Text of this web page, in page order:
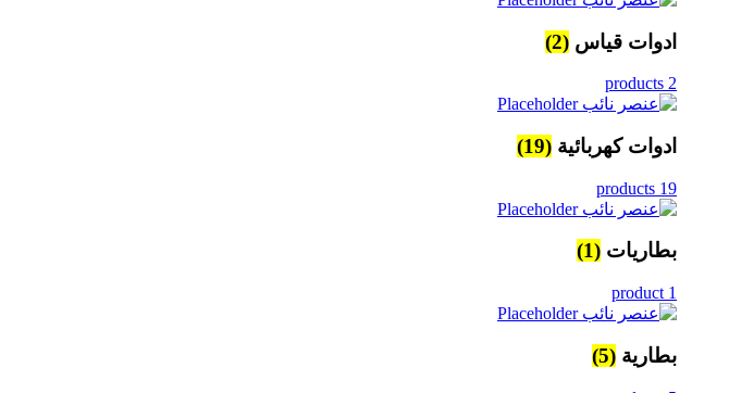
ادوات قياس (2)
2 products
ادوات كهربائية (19)
19 products
بطاريات (1)
1 product
بطارية (5)